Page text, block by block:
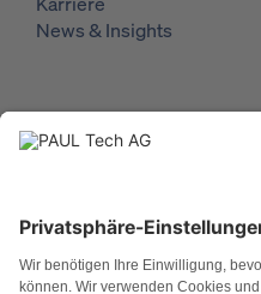
News & Insights
Asset Manager
ESG Manager